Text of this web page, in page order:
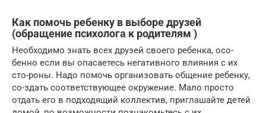
Как помочь ребенку в выборе друзей
(обращение психолога к родителям )
Необходимо знать всех друзей своего ребенка, осо-
бенно если вы опасаетесь негативного влияния с их
сто-роны. Надо помочь организовать общение ребенку,
со-здать соответствующее окружение. Мало просто
отдать его в подходящий коллектив, приглашайте детей